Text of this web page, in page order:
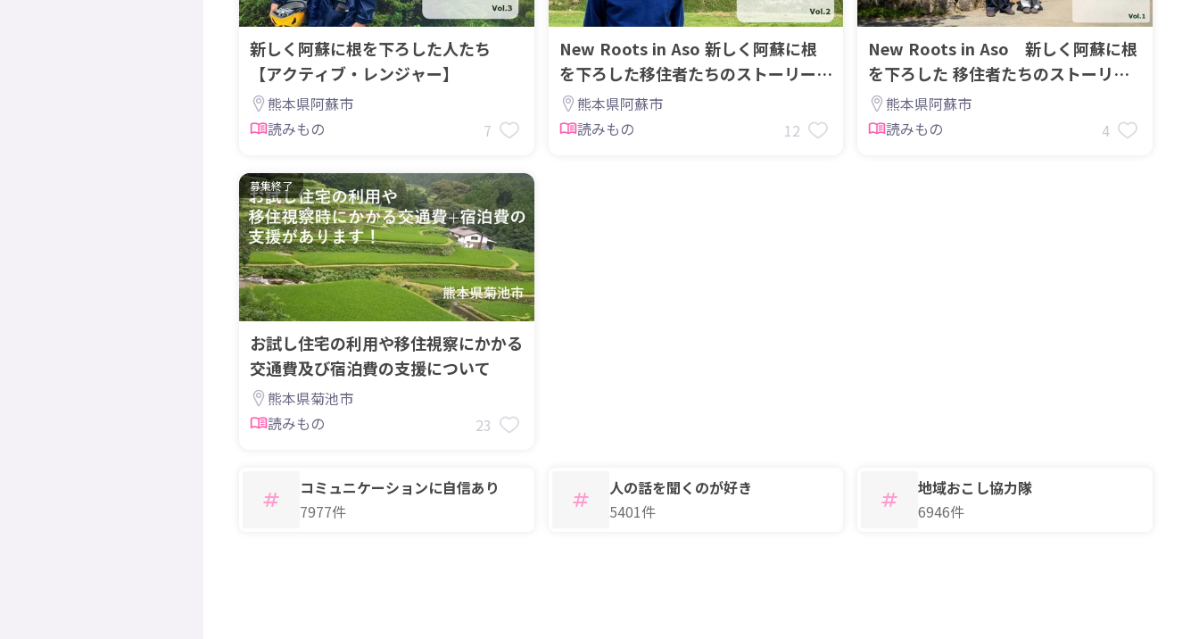
新しく阿蘇に根を下ろした人たち
【アクティブ・レンジャー】
熊本県阿蘇市
読みもの
7
New Roots in Aso 新しく阿蘇に根
を下ろした移住者たちのストーリーで
す。熊本県阿蘇市
読みもの
12
New Roots in Aso 新しく阿蘇に根
を下ろした 移住者たちのストーリー
です。
熊本県阿蘇市
読みもの
4
募集終了
お試し住宅の利用や移住視察にかかる
交通費及び宿泊費の支援について
熊本県菊池市
読みもの
23
コミュニケーションに自信あり
7977件
人の話を聞くのが好き
5401件
地域おこし協力隊
6946件